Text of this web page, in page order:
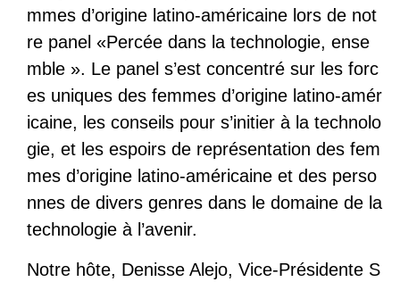
mmes d’origine latino-américaine lors de not
re panel «Percée dans la technologie, ense
mble ». Le panel s’est concentré sur les forc
es uniques des femmes d’origine latino-amér
icaine, les conseils pour s’initier à la technolo
gie, et les espoirs de représentation des fem
mes d’origine latino-américaine et des perso
nnes de divers genres dans le domaine de la
technologie à l’avenir.
Notre hôte, Denisse Alejo, Vice-Présidente S